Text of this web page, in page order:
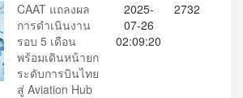
CAAT แถลงผล
การดำเนินงาน
รอบ 5 เดือน
พร้อมเดินหน้ายก
ระดับการบินไทย
สู่ Aviation Hub
2025-
07-26
02:09:20
2732